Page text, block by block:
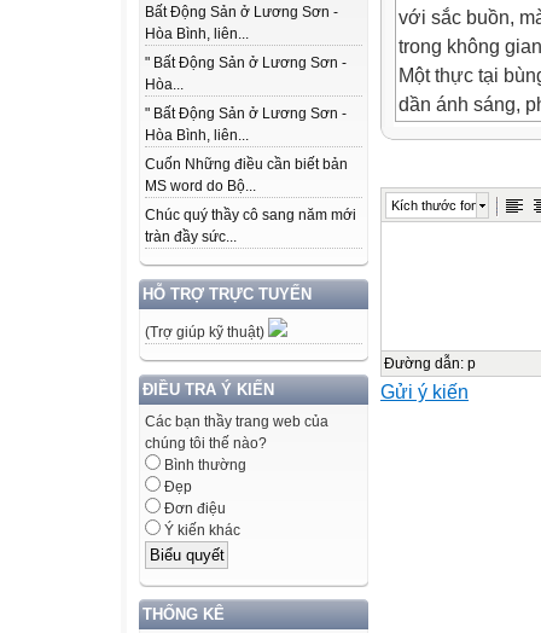
Bất Động Sản ở Lương Sơn -
Hòa Bình, liên...
" Bất Động Sản ở Lương Sơn -
Hòa...
" Bất Động Sản ở Lương Sơn -
Hòa Bình, liên...
Cuốn Những điều cần biết bản
MS word do Bộ...
Chúc quý thầy cô sang năm mới
tràn đầy sức...
HỖ TRỢ TRỰC TUYẾN
(Trợ giúp kỹ thuật)
ĐIỀU TRA Ý KIẾN
Các bạn thầy trang web của
chúng tôi thế nào?
Bình thường
Đẹp
Đơn điệu
Ý kiến khác
THỐNG KÊ
với sắc buồn,
trong không
Một thực tại
dần ánh sáng,
lét đơn điệu.
sáng và thứ
Giờ trở về phố
trong tâm linh
Kích thước font
Đường dẫn: p
Gửi ý kiến